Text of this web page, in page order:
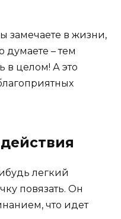
замечаете в жизни,
думаете – тем
в целом! А это
легкий
повязать. Он
что идет